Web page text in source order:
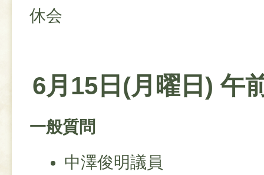
休会
6月15日(月曜日) 午
一般質問
中澤俊明議員